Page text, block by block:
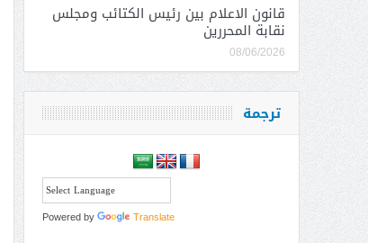
قانون الاعلام بين رئيس الكتائب ومجلس
نقابة المحررين
08/06/2026
ترجمة
Powered by Translate